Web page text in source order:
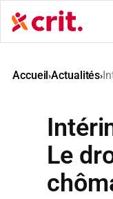
Aller
au
contenu
Accueil›Actualités›
Le